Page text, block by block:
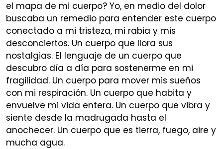
el mapa de mi cuerpo? Yo, en medio del dolor
buscaba un remedio para entender este cuerpo
conectado a mi tristeza, mi rabia y mis
desconciertos. Un cuerpo que llora sus
nostalgias. El lenguaje de un cuerpo que
descubro día a día para sostenerme en mi
fragilidad. Un cuerpo para mover mis sueños
con mi respiración. Un cuerpo que habita y
envuelve mi vida entera. Un cuerpo que vibra y
siente desde la madrugada hasta el
anochecer. Un cuerpo que es tierra, fuego, aire y
mucha agua.